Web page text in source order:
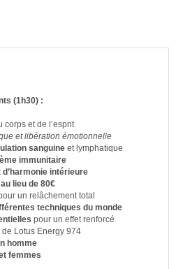
(1h30) :
corps et de l’esprit
et libération émotionnelle
sanguine et lymphatique
immunitaire
intérieure
lieu de 80€
un relâchement total
techniques du monde
pour un effet renforcé
Lotus Energy 974
homme
femmes